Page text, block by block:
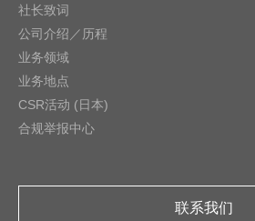
社长致词
公司介绍／历程
业务领域
业务地点
CSR活动 (日本)
合规举报中心
联系我们